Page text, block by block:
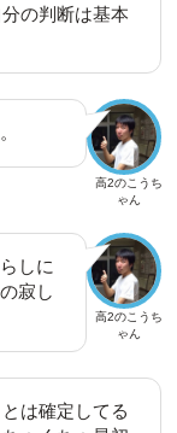
の判断は基本
高2のこうち
ゃん
高2のこうち
ゃん
しに
寂し
は確定してる